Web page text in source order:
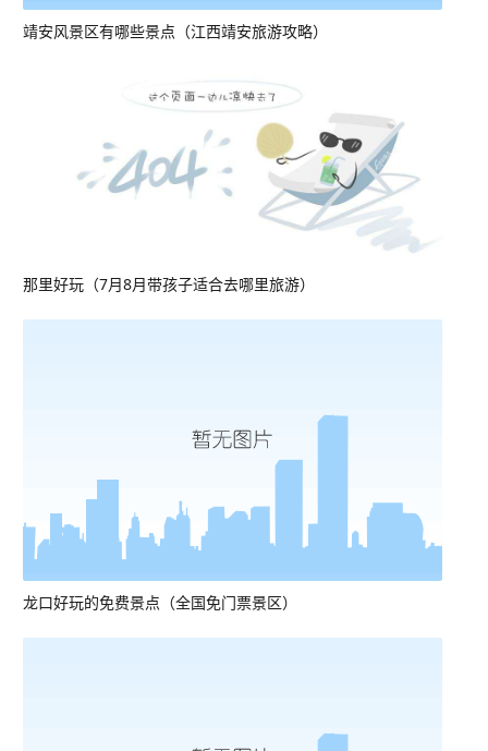
靖安风景区有哪些景点（江西靖安旅游攻略）
那里好玩（7月8月带孩子适合去哪里旅游）
龙口好玩的免费景点（全国免门票景区）